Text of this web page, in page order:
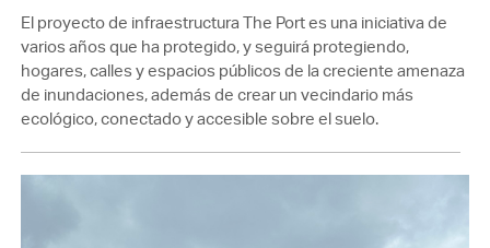
El proyecto de infraestructura The Port es una iniciativa de
varios años que ha protegido, y seguirá protegiendo,
hogares, calles y espacios públicos de la creciente amenaza
de inundaciones, además de crear un vecindario más
ecológico, conectado y accesible sobre el suelo.